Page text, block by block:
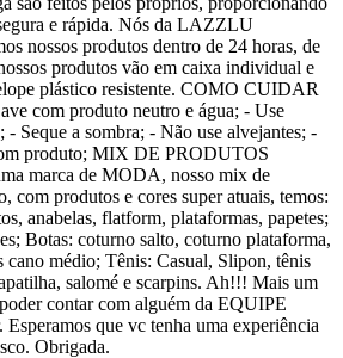
e rápida. Nós da LAZZLU
nossos produtos dentro de 24 horas, de
produtos vão em caixa individual e
plástico resistente. COMO CUIDAR
com produto neutro e água; - Use
- Seque a sombra; - Não use alvejantes; -
produto; MIX DE PRODUTOS
marca de MODA, nosso mix de
com produtos e cores super atuais, temos:
anabelas, flatform, plataformas, papetes;
Botas: coturno salto, coturno plataforma,
cano médio; Tênis: Casual, Slipon, tênis
salomé e scarpins. Ah!!! Mais um
contar com alguém da EQUIPE
que vc tenha uma experiência
Obrigada.